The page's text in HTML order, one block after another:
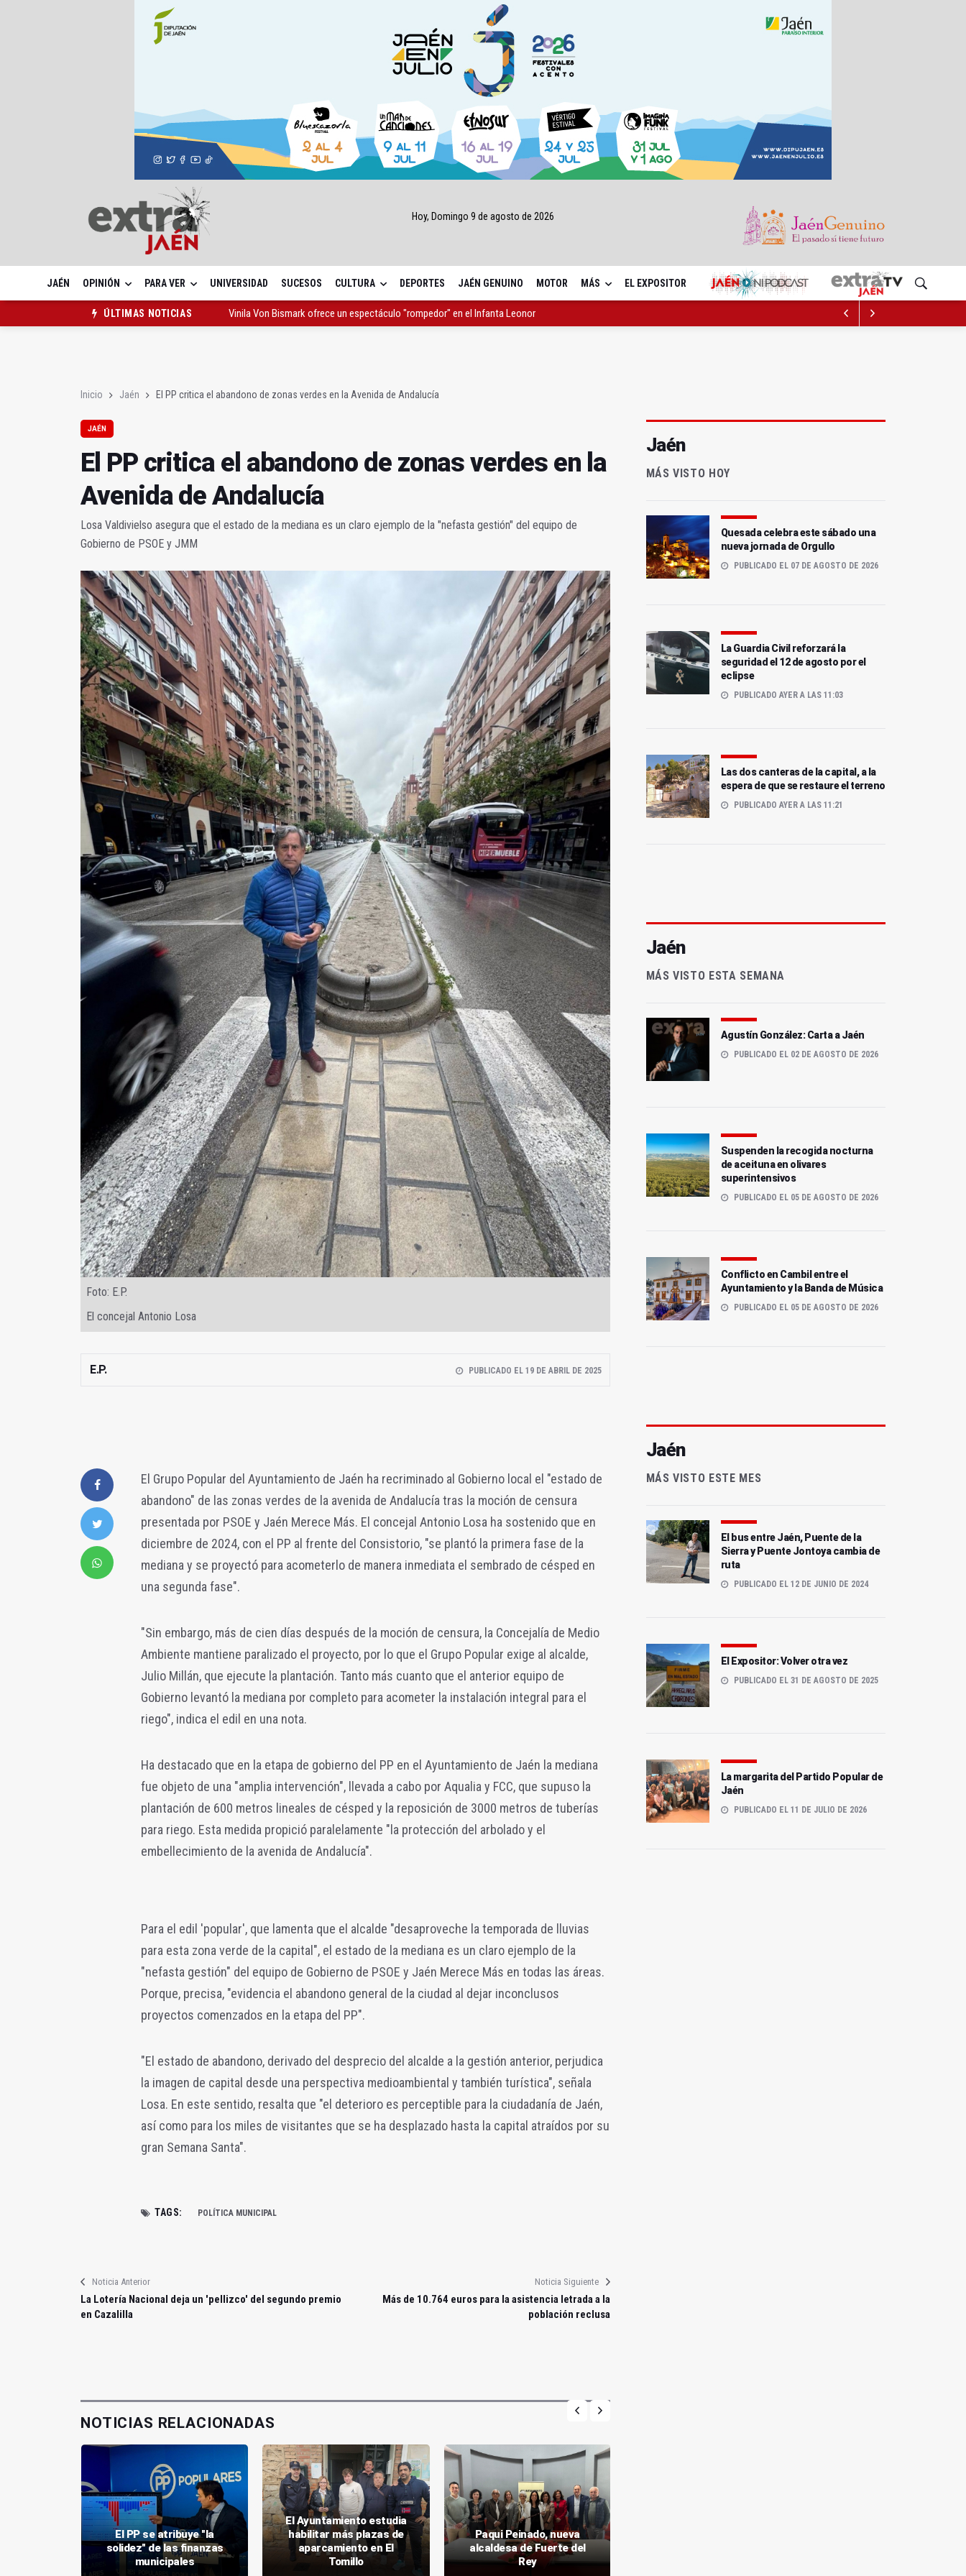
Hoy, Domingo 9 de agosto de 2026
JAÉN OPINIÓN PARA VER UNIVERSIDAD SUCESOS CULTURA DEPORTES JAÉN GENUINO MOTOR MÁS EL EXPOSITOR
ÚLTIMAS NOTICIAS
Vinila Von Bismark ofrece un espectáculo "rompedor" en el Infanta Leonor
Inicio Jaén El PP critica el abandono de zonas verdes en la Avenida de Andalucía
JAÉN
El PP critica el abandono de zonas verdes en la
Avenida de Andalucía
Losa Valdivielso asegura que el estado de la mediana es un claro ejemplo de la "nefasta gestión" del equipo de
Gobierno de PSOE y JMM
Foto: E.P.
El concejal Antonio Losa
E.P. PUBLICADO EL 19 DE ABRIL DE 2025
El Grupo Popular del Ayuntamiento de Jaén ha recriminado al Gobierno local el "estado de
abandono" de las zonas verdes de la avenida de Andalucía tras la moción de censura
presentada por PSOE y Jaén Merece Más. El concejal Antonio Losa ha sostenido que en
diciembre de 2024, con el PP al frente del Consistorio, "se plantó la primera fase de la
mediana y se proyectó para acometerlo de manera inmediata el sembrado de césped en
una segunda fase".
"Sin embargo, más de cien días después de la moción de censura, la Concejalía de Medio
Ambiente mantiene paralizado el proyecto, por lo que el Grupo Popular exige al alcalde,
Julio Millán, que ejecute la plantación. Tanto más cuanto que el anterior equipo de
Gobierno levantó la mediana por completo para acometer la instalación integral para el
riego", indica el edil en una nota.
Ha destacado que en la etapa de gobierno del PP en el Ayuntamiento de Jaén la mediana
fue objeto de una "amplia intervención", llevada a cabo por Aqualia y FCC, que supuso la
plantación de 600 metros lineales de césped y la reposición de 3000 metros de tuberías
para riego. Esta medida propició paralelamente "la protección del arbolado y el
embellecimiento de la avenida de Andalucía".
Para el edil 'popular', que lamenta que el alcalde "desaproveche la temporada de lluvias
para esta zona verde de la capital", el estado de la mediana es un claro ejemplo de la
"nefasta gestión" del equipo de Gobierno de PSOE y Jaén Merece Más en todas las áreas.
Porque, precisa, "evidencia el abandono general de la ciudad al dejar inconclusos
proyectos comenzados en la etapa del PP".
"El estado de abandono, derivado del desprecio del alcalde a la gestión anterior, perjudica
la imagen de capital desde una perspectiva medioambiental y también turística", señala
Losa. En este sentido, resalta que "el deterioro es perceptible para la ciudadanía de Jaén,
así como para los miles de visitantes que se ha desplazado hasta la capital atraídos por su
gran Semana Santa".
TAGS: POLÍTICA MUNICIPAL
Noticia Anterior
La Lotería Nacional deja un 'pellizco' del segundo premio
en Cazalilla
Noticia Siguiente
Más de 10.764 euros para la asistencia letrada a la
población reclusa
NOTICIAS RELACIONADAS
El PP se atribuye "la
solidez" de las finanzas
municipales
El Ayuntamiento estudia
habilitar más plazas de
aparcamiento en El
Tomillo
Paqui Peinado, nueva
alcaldesa de Fuerte del
Rey
Jaén
MÁS VISTO HOY
Quesada celebra este sábado una
nueva jornada de Orgullo
PUBLICADO EL 07 DE AGOSTO DE 2026
La Guardia Civil reforzará la
seguridad el 12 de agosto por el
eclipse
PUBLICADO AYER A LAS 11:03
Las dos canteras de la capital, a la
espera de que se restaure el terreno
PUBLICADO AYER A LAS 11:21
Jaén
MÁS VISTO ESTA SEMANA
Agustín González: Carta a Jaén
PUBLICADO EL 02 DE AGOSTO DE 2026
Suspenden la recogida nocturna
de aceituna en olivares
superintensivos
PUBLICADO EL 05 DE AGOSTO DE 2026
Conflicto en Cambil entre el
Ayuntamiento y la Banda de Música
PUBLICADO EL 05 DE AGOSTO DE 2026
Jaén
MÁS VISTO ESTE MES
El bus entre Jaén, Puente de la
Sierra y Puente Jontoya cambia de
ruta
PUBLICADO EL 12 DE JUNIO DE 2024
El Expositor: Volver otra vez
PUBLICADO EL 31 DE AGOSTO DE 2025
La margarita del Partido Popular de
Jaén
PUBLICADO EL 11 DE JULIO DE 2026